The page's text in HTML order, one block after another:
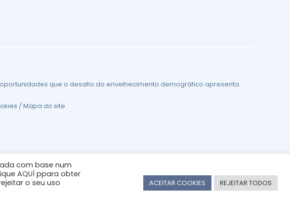
que o desafio do envelhecimento demográfico apresenta.
/Mapa do site
com base num
AQUÍ ppara obter
o seu uso
ACEITAR COOKIES REJEITAR TODOS